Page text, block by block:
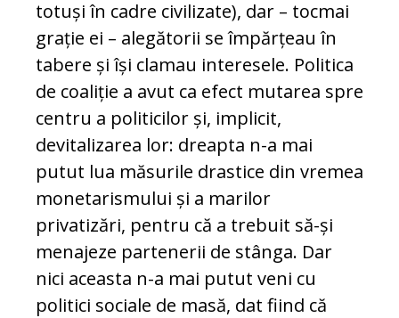
totuși în cadre civilizate), dar – tocmai
grație ei – alegătorii se împărțeau în
tabere și își clamau interesele. Politica
de coaliție a avut ca efect mutarea spre
centru a politicilor și, implicit,
devitalizarea lor: dreapta n-a mai
putut lua măsurile drastice din vremea
monetarismului și a marilor
privatizări, pentru că a trebuit să-și
menajeze partenerii de stânga. Dar
nici aceasta n-a mai putut veni cu
politici sociale de masă, dat fiind că